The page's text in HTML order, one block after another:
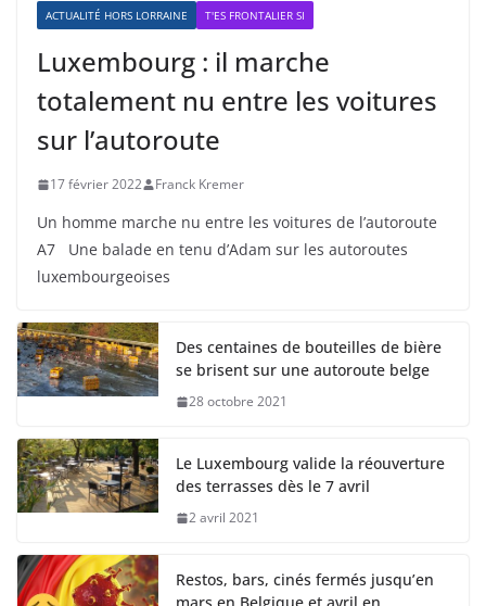
ACTUALITÉ HORS LORRAINE T'ES FRONTALIER SI
Luxembourg : il marche
totalement nu entre les voitures
sur l’autoroute
17 février 2022 Franck Kremer
Un homme marche nu entre les voitures de l’autoroute
A7 Une balade en tenu d’Adam sur les autoroutes
luxembourgeoises
Des centaines de bouteilles de bière
se brisent sur une autoroute belge
28 octobre 2021
Le Luxembourg valide la réouverture
des terrasses dès le 7 avril
2 avril 2021
Restos, bars, cinés fermés jusqu’en